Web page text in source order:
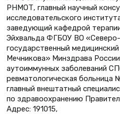
РНМОТ, главный научный
исследовательского
заведующий кафедрой
Эйхвальда ФГБОУ ВО
государственный
Мечникова» Минздрава
аутоиммунных заболеваний
ревматологическая
главный внештатный
по здравоохранению
Адрес: 191015,